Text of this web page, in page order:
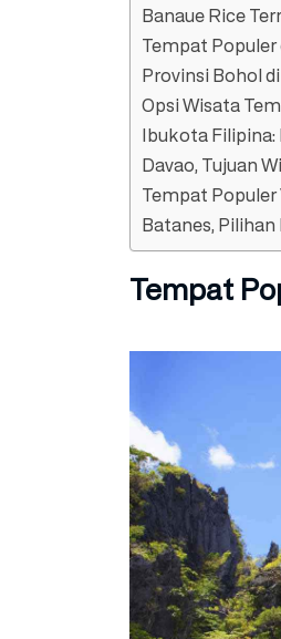
Banaue Rice
Tempat Populer
Provinsi Bohol
Opsi Wisata
Ibukota Filipina:
Davao, Tujuan
Tempat Populer
Batanes,
Tempat